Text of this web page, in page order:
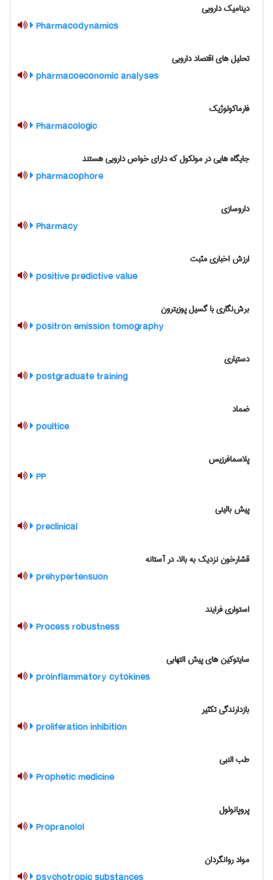
دینامیک دارویی
Pharmacodynamics
تحلیل های اقتصاد دارویی
pharmacoeconomic analyses
فارماکولوژیک
Pharmacologic
جایگاه هایی در مولکول که دارای خواص دارویی هستند
pharmacophore
داروسازی
Pharmacy
ارزش اخباری مثبت
positive predictive value
برش‌نگاری با گسیل پوزیترون
positron emission tomography
دستیاری
postgraduate training
ضماد
poultice
پلاسمافرزیس
PP
پیش بالینی
preclinical
قشارخون نزدیک به بالا، در آستانه
prehypertensuon
استواری فرایند
Process robustness
سایتوکین های پیش التهابی
proinflammatory cytokines
بازدارندگی تکثیر
proliferation inhibition
طب النبی
Prophetic medicine
پروپانولول
Propranolol
مواد روانگردان